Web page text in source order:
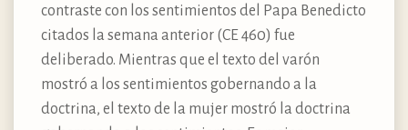
contraste con los sentimientos del Papa Benedicto
citados la semana anterior (CE 460) fue
deliberado. Mientras que el texto del varón
mostró a los sentimientos gobernando a la
doctrina, el texto de la mujer mostró la doctrina